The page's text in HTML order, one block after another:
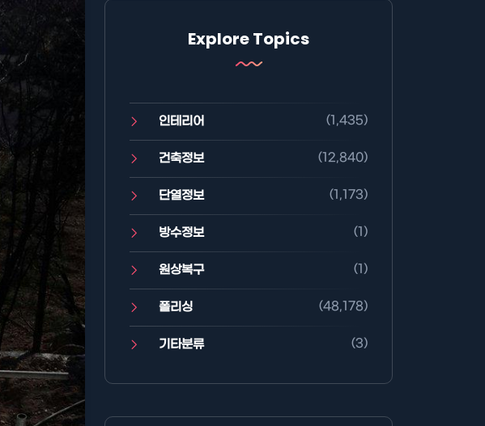
Explore Topics
인테리어 (1,435)
건축정보 (12,840)
단열정보 (1,173)
방수정보 (1)
원상복구 (1)
폴리싱 (48,178)
기타분류 (3)